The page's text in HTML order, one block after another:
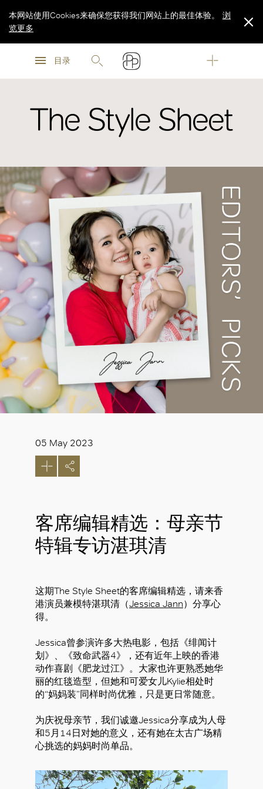
浏
目录
本网站使用Cookies来确保您获得我们网站上的最佳体验。
浏
览更多
The Style Sheet
05 May 2023
客席编辑精选：母亲节
特辑专访湛琪清
这期The Style Sheet的客席编辑精选，请来香
港演员兼模特湛琪清（Jessica Jann）分享心
得。
Jessica曾参演许多大热电影，包括《绯闻计
划》、《致命武器4》，还有近年上映的香港
动作喜剧《肥龙过江》。大家也许更熟悉她华
丽的红毯造型，但她和可爱女儿Kylie相处时
的“妈妈装”同样时尚优雅，只是更日常随意。
为庆祝母亲节，我们诚邀Jessica分享成为人母
和5月14日对她的意义，还有她在太古广场精
心挑选的妈妈时尚单品。